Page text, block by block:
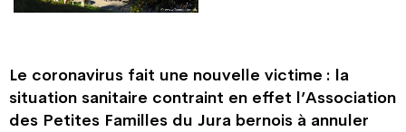
Le coronavirus fait une nouvelle victime : la
situation sanitaire contraint en effet l’Association
des Petites Familles du Jura bernois à annuler